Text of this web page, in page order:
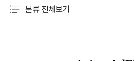
분류 전체보기